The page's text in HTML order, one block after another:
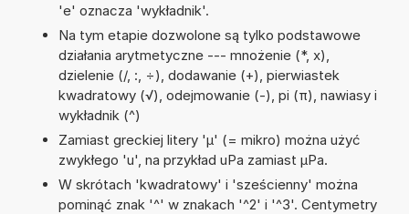
'e' oznacza 'wykładnik'.
Na tym etapie dozwolone są tylko podstawowe
działania arytmetyczne --- mnożenie (*, x),
dzielenie (/, :, ÷), dodawanie (+), pierwiastek
kwadratowy (√), odejmowanie (-), pi (π), nawiasy i
wykładnik (^)
Zamiast greckiej litery 'µ' (= mikro) można użyć
zwykłego 'u', na przykład uPa zamiast µPa.
W skrótach 'kwadratowy' i 'sześcienny' można
pominąć znak '^' w znakach '^2' i '^3'. Centymetry